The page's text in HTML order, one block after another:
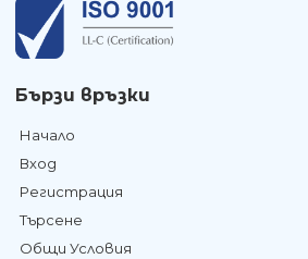
Бързи връзки
Начало
Вход
Регистрация
Търсене
Общи Условия